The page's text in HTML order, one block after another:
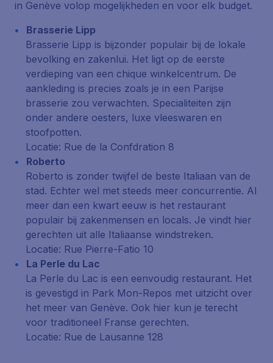
in Genève volop mogelijkheden en voor elk budget.
Brasserie Lipp
Brasserie Lipp is bijzonder populair bij de lokale
bevolking en zakenlui. Het ligt op de eerste
verdieping van een chique winkelcentrum. De
aankleding is precies zoals je in een Parijse
brasserie zou verwachten. Specialiteiten zijn
onder andere oesters, luxe vleeswaren en
stoofpotten.
Locatie: Rue de la Confdration 8
Roberto
Roberto is zonder twijfel de beste Italiaan van de
stad. Echter wel met steeds meer concurrentie. Al
meer dan een kwart eeuw is het restaurant
populair bij zakenmensen en locals. Je vindt hier
gerechten uit alle Italiaanse windstreken.
Locatie: Rue Pierre-Fatio 10
La Perle du Lac
La Perle du Lac is een eenvoudig restaurant. Het
is gevestigd in Park Mon-Repos met uitzicht over
het meer van Genève. Ook hier kun je terecht
voor traditioneel Franse gerechten.
Locatie: Rue de Lausanne 128